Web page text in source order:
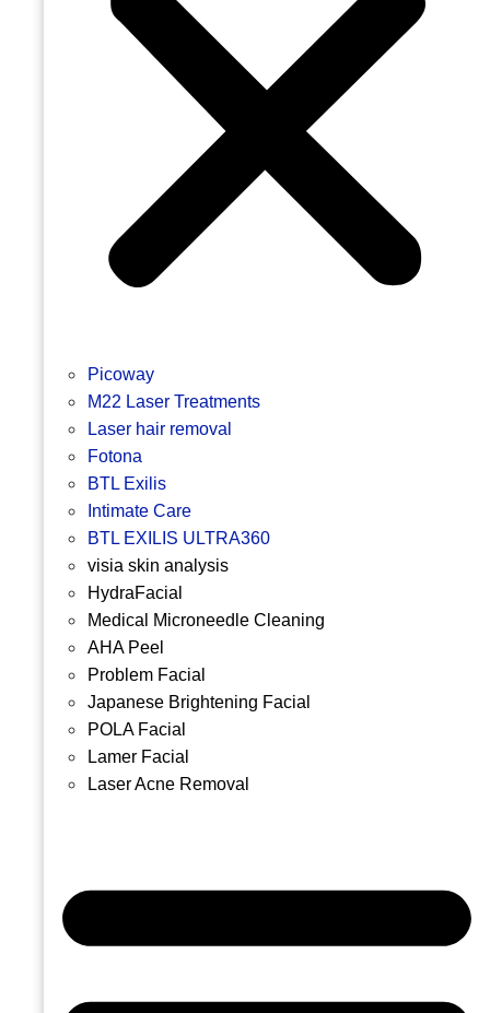
Picoway
M22 Laser Treatments
Laser hair removal
Fotona
BTL Exilis
Intimate Care
BTL EXILIS ULTRA360
visia skin analysis
HydraFacial
Medical Microneedle Cleaning
AHA Peel
Problem Facial
Japanese Brightening Facial
POLA Facial
Lamer Facial
Laser Acne Removal